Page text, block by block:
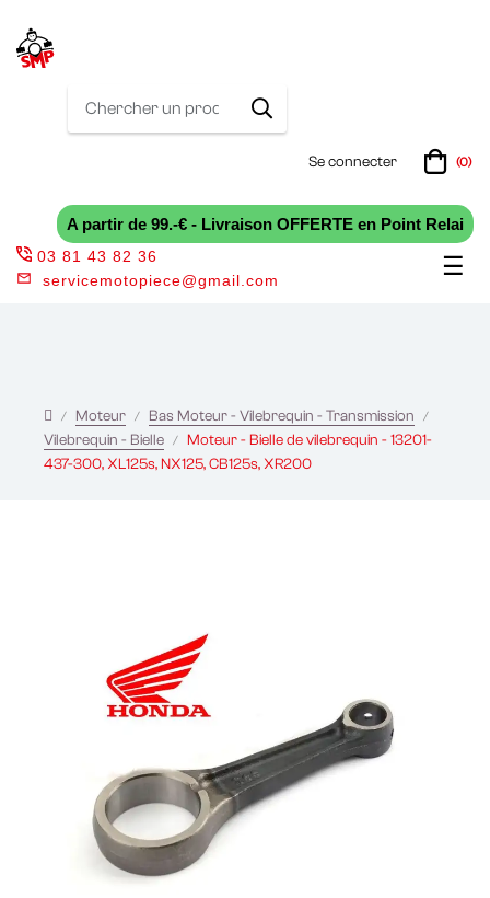
Se connecter (0)
A partir de 99.-€ - Livraison OFFERTE en Point Relai
☰
03 81 43 82 36
servicemotopiece@gmail.com
Moteur
Bas Moteur - Vilebrequin - Transmission
Vilebrequin - Bielle
Moteur - Bielle de vilebrequin - 13201-
437-300, XL125s, NX125, CB125s, XR200